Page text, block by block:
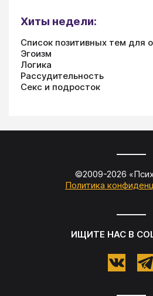
Хиты недели:
Список позитивных тем для
Эгоизм
Логика
Рассудительность
Секс и подросток
©2009-2026 «
Политика
ИЩИТЕ НАС В